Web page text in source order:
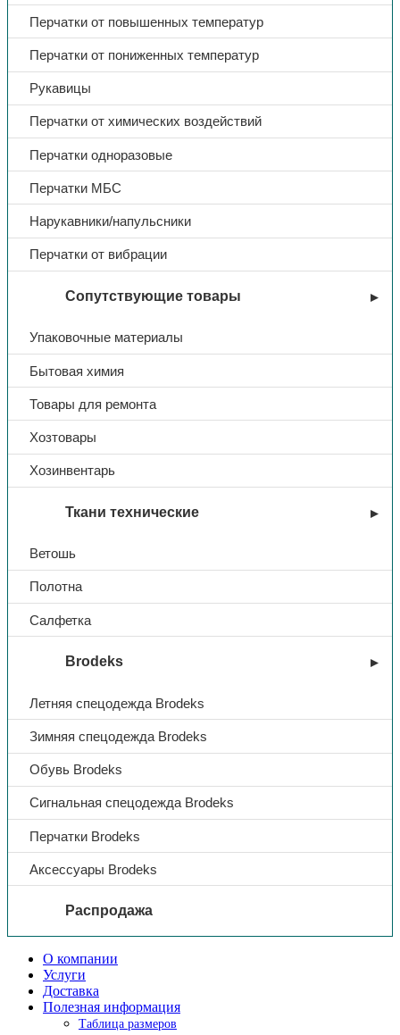
Перчатки от повышенных температур
Перчатки от пониженных температур
Рукавицы
Перчатки от химических воздействий
Перчатки одноразовые
Перчатки МБС
Нарукавники/напульсники
Перчатки от вибрации
Сопутствующие товары
Упаковочные материалы
Бытовая химия
Товары для ремонта
Хозтовары
Хозинвентарь
Ткани технические
Ветошь
Полотна
Салфетка
Brodeks
Летняя спецодежда Brodeks
Зимняя спецодежда Brodeks
Обувь Brodeks
Сигнальная спецодежда Brodeks
Перчатки Brodeks
Аксессуары Brodeks
Распродажа
О компании
Услуги
Доставка
Полезная информация
Таблица размеров